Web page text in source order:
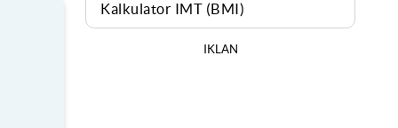
Kalkulator IMT (BMI)
IKLAN